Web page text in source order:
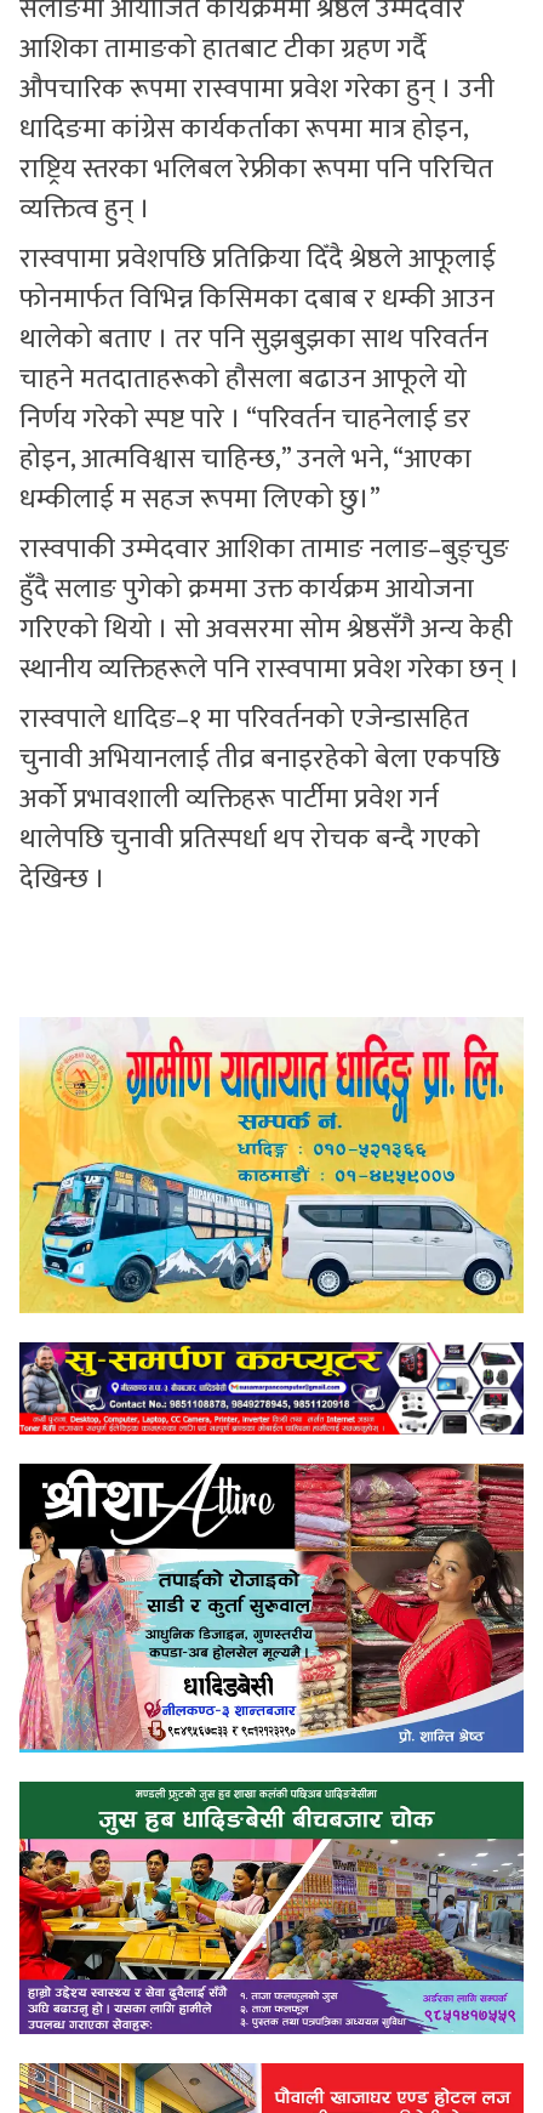
सलाङमा आयोजित कार्यक्रममा श्रेष्ठले उम्मेदवार
आशिका तामाङकाे हातबाट टीका ग्रहण गर्दै
औपचारिक रूपमा रास्वपामा प्रवेश गरेका हुन् । उनी
धादिङमा कांग्रेस कार्यकर्ताका रूपमा मात्र होइन,
राष्ट्रिय स्तरका भलिबल रेफ्रीका रूपमा पनि परिचित
व्यक्तित्व हुन् ।
रास्वपामा प्रवेशपछि प्रतिक्रिया दिँदै श्रेष्ठले आफूलाई
फोनमार्फत विभिन्न किसिमका दबाब र धम्की आउन
थालेको बताए । तर पनि सुझबुझका साथ परिवर्तन
चाहने मतदाताहरूको हौसला बढाउन आफूले यो
निर्णय गरेको स्पष्ट पारे । “परिवर्तन चाहनेलाई डर
होइन, आत्मविश्वास चाहिन्छ,” उनले भने, “आएका
धम्कीलाई म सहज रूपमा लिएको छु।”
रास्वपाकी उम्मेदवार आशिका तामाङ नलाङ–बुङ्चुङ
हुँदै सलाङ पुगेको क्रममा उक्त कार्यक्रम आयोजना
गरिएको थियो । सो अवसरमा सोम श्रेष्ठसँगै अन्य केही
स्थानीय व्यक्तिहरूले पनि रास्वपामा प्रवेश गरेका छन् ।
रास्वपाले धादिङ–१ मा परिवर्तनको एजेन्डासहित
चुनावी अभियानलाई तीव्र बनाइरहेको बेला एकपछि
अर्को प्रभावशाली व्यक्तिहरू पार्टीमा प्रवेश गर्न
थालेपछि चुनावी प्रतिस्पर्धा थप रोचक बन्दै गएको
देखिन्छ ।